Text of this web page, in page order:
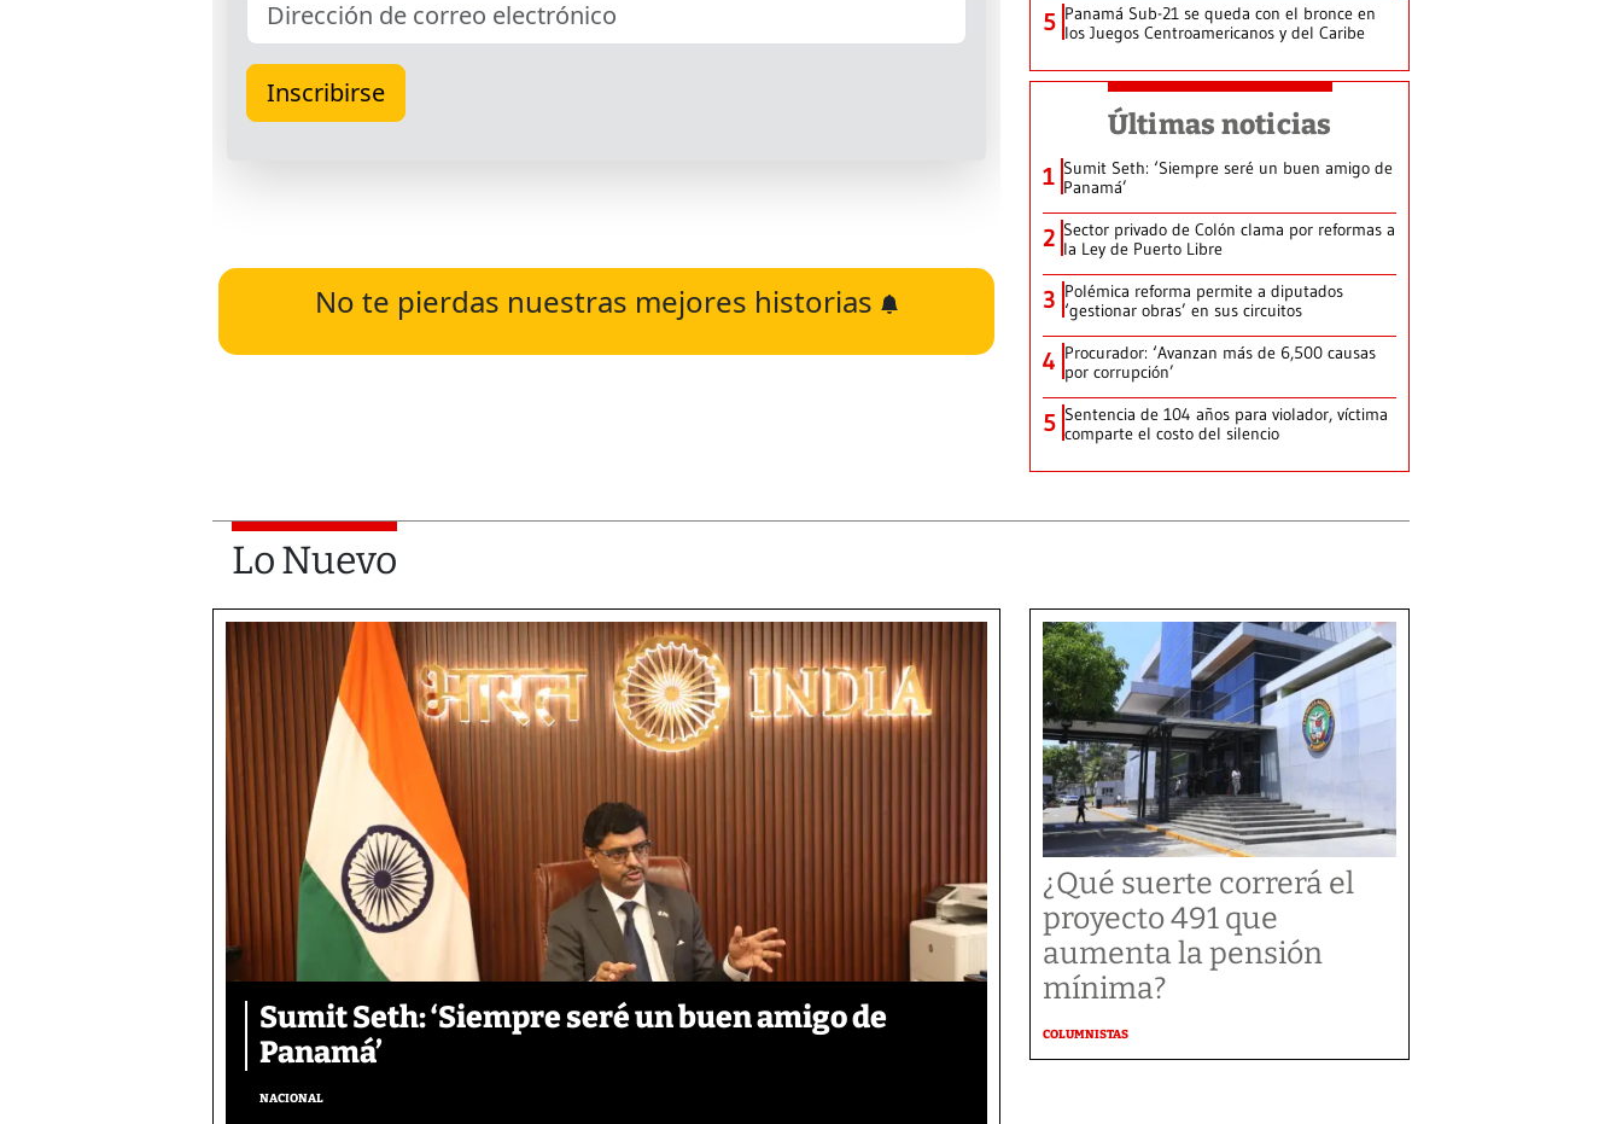
No te pierdas nuestras mejores historias
5 Panamá Sub-21 se queda con el bronce en
los Juegos Centroamericanos y del Caribe
Últimas noticias
1 Sumit Seth: ‘Siempre seré un buen amigo de
Panamá’
2 Sector privado de Colón clama por reformas a
la Ley de Puerto Libre
3 Polémica reforma permite a diputados
‘gestionar obras’ en sus circuitos
4 Procurador: ‘Avanzan más de 6,500 causas
por corrupción’
5 Sentencia de 104 años para violador, víctima
comparte el costo del silencio
Lo Nuevo
Sumit Seth: ‘Siempre seré un buen amigo de
Panamá’
NACIONAL
¿Qué suerte correrá el
proyecto 491 que
aumenta la pensión
mínima?
COLUMNISTAS